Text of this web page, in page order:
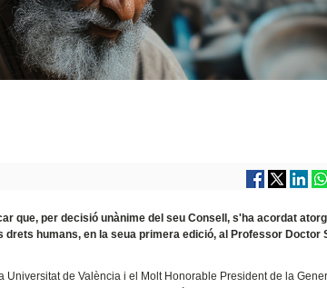
que, per decisió unànime del seu Consell, s'ha acordat
humans, en la seua primera edició, al Professor Doctor
de València i el Molt Honorable President de la